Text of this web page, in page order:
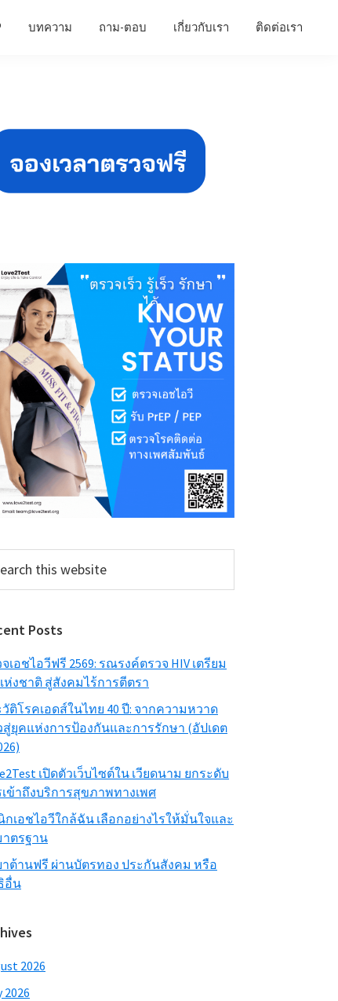
บทความ ถาม-ตอบ เกี่ยวกับเรา ติดต่อเรา
Posts
เอชไอวีฟรี 2569: รณรงค์ตรวจ HIV เตรียม
ห่งชาติ สู่สังคมไร้การตีตรา
ติโรคเอดส์ในไทย 40 ปี: จากความหวาด
สู่ยุคแห่งการป้องกันและการรักษา (อัปเดต
เปิดตัวเว็บไซต์ใน เวียดนาม ยกระดับ
เข้าถึงบริการสุขภาพทางเพศ
กเอชไอวีใกล้ฉัน เลือกอย่างไรให้มั่นใจและ
ตรฐาน
าต้านฟรี ผ่านบัตรทอง ประกันสังคม หรือ
อื่น
2026
2026